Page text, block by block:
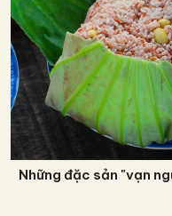
Những đặc sản "vạn